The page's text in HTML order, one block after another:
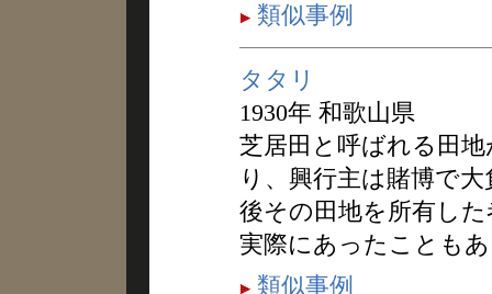
類似事例
タタリ
1930年 和歌山県
芝居田と呼ばれる田
り、興行主は賭博で
後その田地を所有し
実際にあったことも
類似事例